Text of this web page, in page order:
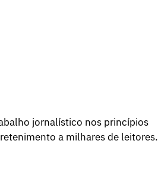
jornalístico nos princípios
a milhares de leitores.